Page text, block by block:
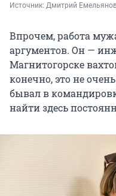
Источник: Дмитрий
Впрочем, работа
аргументов. Он —
Магнитогорске
конечно, это не
бывал в
найти здесь